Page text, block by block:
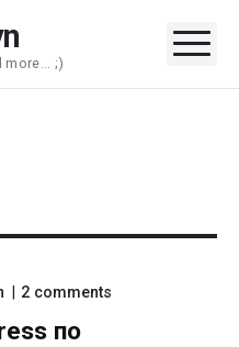
more... ;)
2 comments
по